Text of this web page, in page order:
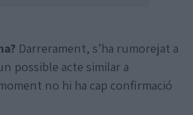
Darrerament, s’ha rumorejat a
possible acte similar a
no hi ha cap confirmació